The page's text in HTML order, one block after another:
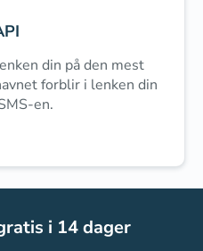
din på den mest
forblir i lenken din
en.
i 14 dager